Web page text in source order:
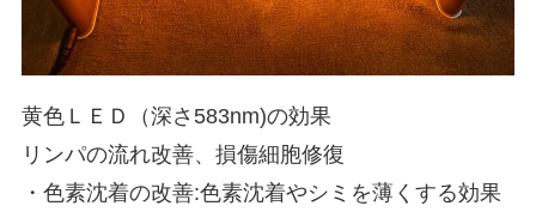
黄色ＬＥＤ（深さ583nm)の効果
リンパの流れ改善、損傷細胞修復
・色素沈着の改善:色素沈着やシミを薄くする効果